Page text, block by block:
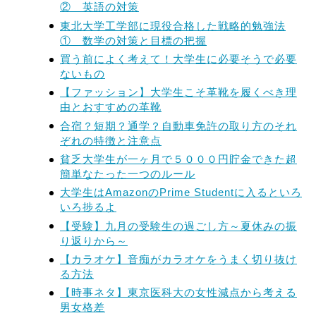
② 英語の対策
東北大学工学部に現役合格した戦略的勉強法
① 数学の対策と目標の把握
買う前によく考えて！大学生に必要そうで必要
ないもの
【ファッション】大学生こそ革靴を履くべき理
由とおすすめの革靴
合宿？短期？通学？自動車免許の取り方のそれ
ぞれの特徴と注意点
貧乏大学生が一ヶ月で５０００円貯金できた超
簡単なたった一つのルール
大学生はAmazonのPrime Studentに入るといろ
いろ捗るよ
【受験】九月の受験生の過ごし方～夏休みの振
り返りから～
【カラオケ】音痴がカラオケをうまく切り抜け
る方法
【時事ネタ】東京医科大の女性減点から考える
男女格差